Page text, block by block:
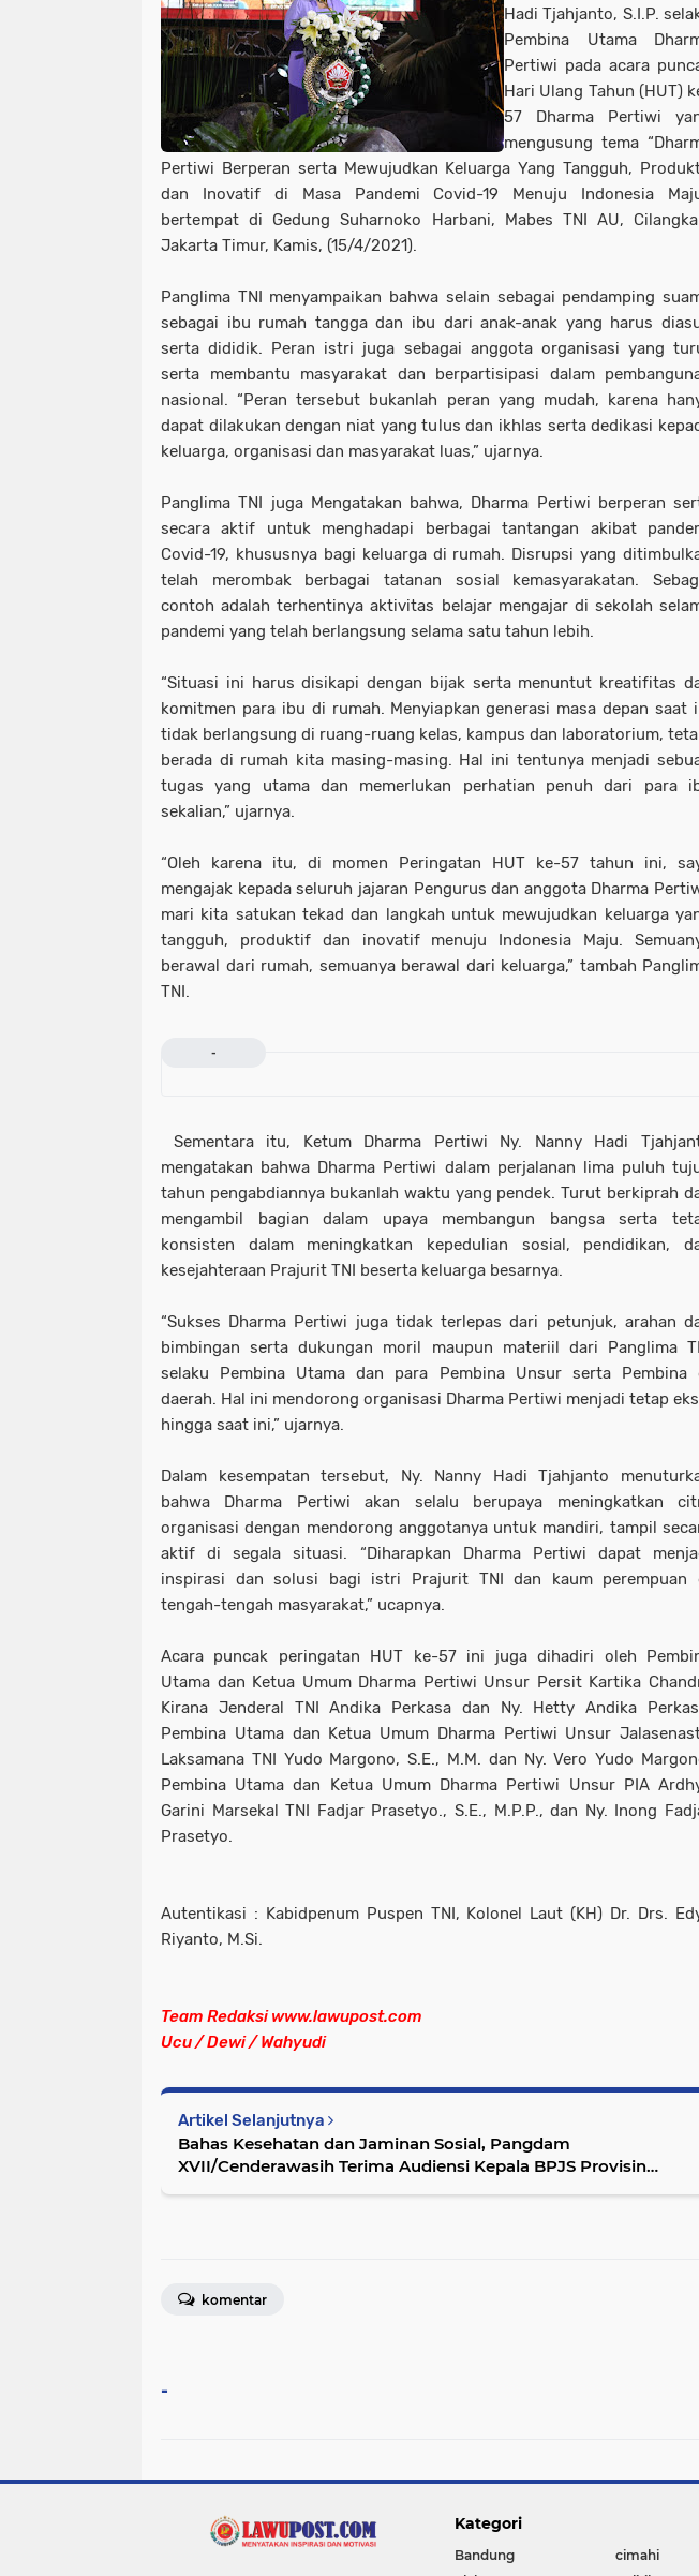
Hadi Tjahjanto, S.I.P.
Pembina Utama
Pertiwi pada acara
Hari Ulang Tahun (HUT)
57 Dharma Pertiwi
mengusung tema
Pertiwi Berperan serta Mewujudkan Keluarga Yang Tangguh,
dan Inovatif di Masa Pandemi Covid-19 Menuju Indonesia
bertempat di Gedung Suharnoko Harbani, Mabes TNI AU,
Jakarta Timur, Kamis, (15/4/2021).
Panglima TNI menyampaikan bahwa selain sebagai pendamping
sebagai ibu rumah tangga dan ibu dari anak-anak yang harus
serta dididik. Peran istri juga sebagai anggota organisasi yang
serta membantu masyarakat dan berpartisipasi dalam
nasional. “Peran tersebut bukanlah peran yang mudah, karena
dapat dilakukan dengan niat yang tulus dan ikhlas serta dedikasi
keluarga, organisasi dan masyarakat luas,” ujarnya.
Panglima TNI juga Mengatakan bahwa, Dharma Pertiwi berperan
secara aktif untuk menghadapi berbagai tantangan akibat
Covid-19, khususnya bagi keluarga di rumah. Disrupsi yang
telah merombak berbagai tatanan sosial kemasyarakatan.
contoh adalah terhentinya aktivitas belajar mengajar di sekolah
pandemi yang telah berlangsung selama satu tahun lebih.
“Situasi ini harus disikapi dengan bijak serta menuntut kreatifitas
komitmen para ibu di rumah. Menyiapkan generasi masa depan saat
tidak berlangsung di ruang-ruang kelas, kampus dan laboratorium,
berada di rumah kita masing-masing. Hal ini tentunya menjadi
tugas yang utama dan memerlukan perhatian penuh dari para
sekalian,” ujarnya.
“Oleh karena itu, di momen Peringatan HUT ke-57 tahun ini,
mengajak kepada seluruh jajaran Pengurus dan anggota Dharma
mari kita satukan tekad dan langkah untuk mewujudkan keluarga
tangguh, produktif dan inovatif menuju Indonesia Maju.
berawal dari rumah, semuanya berawal dari keluarga,” tambah
TNI.
-
Sementara itu, Ketum Dharma Pertiwi Ny. Nanny Hadi
mengatakan bahwa Dharma Pertiwi dalam perjalanan lima puluh
tahun pengabdiannya bukanlah waktu yang pendek. Turut berkiprah
mengambil bagian dalam upaya membangun bangsa serta
konsisten dalam meningkatkan kepedulian sosial, pendidikan,
kesejahteraan Prajurit TNI beserta keluarga besarnya.
“Sukses Dharma Pertiwi juga tidak terlepas dari petunjuk, arahan
bimbingan serta dukungan moril maupun materiil dari Panglima
selaku Pembina Utama dan para Pembina Unsur serta Pembina
daerah. Hal ini mendorong organisasi Dharma Pertiwi menjadi tetap
hingga saat ini,” ujarnya.
Dalam kesempatan tersebut, Ny. Nanny Hadi Tjahjanto
bahwa Dharma Pertiwi akan selalu berupaya meningkatkan
organisasi dengan mendorong anggotanya untuk mandiri, tampil
aktif di segala situasi. “Diharapkan Dharma Pertiwi dapat
inspirasi dan solusi bagi istri Prajurit TNI dan kaum perempuan
tengah-tengah masyarakat,” ucapnya.
Acara puncak peringatan HUT ke-57 ini juga dihadiri oleh
Utama dan Ketua Umum Dharma Pertiwi Unsur Persit Kartika
Kirana Jenderal TNI Andika Perkasa dan Ny. Hetty Andika
Pembina Utama dan Ketua Umum Dharma Pertiwi Unsur
Laksamana TNI Yudo Margono, S.E., M.M. dan Ny. Vero Yudo
Pembina Utama dan Ketua Umum Dharma Pertiwi Unsur PIA
Garini Marsekal TNI Fadjar Prasetyo., S.E., M.P.P., dan Ny. Inong
Prasetyo.
Autentikasi : Kabidpenum Puspen TNI, Kolonel Laut (KH) Dr. Drs.
Riyanto, M.Si.
Team Redaksi www.lawupost.com
Ucu / Dewi / Wahyudi
Artikel Selanjutnya
Bahas Kesehatan dan Jaminan Sosial, Pangdam
XVII/Cenderawasih Terima Audiensi Kepala BPJS Provisin
komentar
-
Kategori
Bandung cimahi